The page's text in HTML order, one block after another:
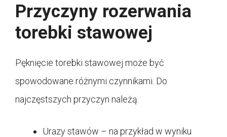
Przyczyny rozerwania
torebki stawowej
Pęknięcie torebki stawowej może być
spowodowane różnymi czynnikami. Do
najczęstszych przyczyn należą:
Urazy stawów – na przykład w wyniku